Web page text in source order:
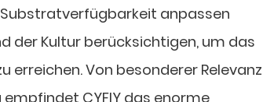
anpassen
der Kultur berücksichtigen, um das
erreichen. Von besonderer Relevanz
CYFIY das enorme